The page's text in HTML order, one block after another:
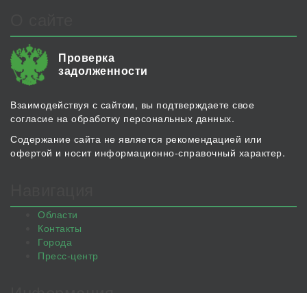
Проверка
задолженности
Взаимодействуя с сайтом, вы подтверждаете свое
согласие на обработку персональных данных.
Содержание сайта не является рекомендацией или
офертой и носит информационно-справочный характер.
Области
Контакты
Города
Пресс-центр